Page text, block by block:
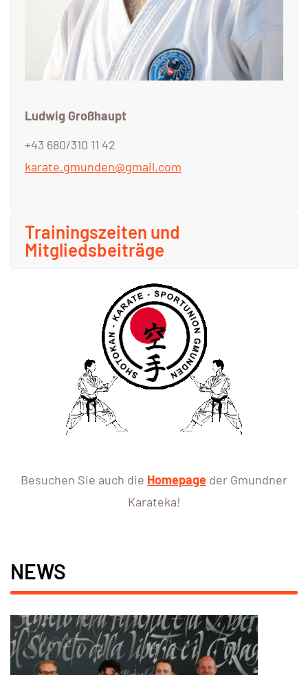
Ludwig Großhaupt
+43 680/310 11 42
karate.gmunden@gmail.com
Trainingszeiten und
Mitgliedsbeiträge
Besuchen Sie auch die Homepage der Gmundner
Karateka!
NEWS